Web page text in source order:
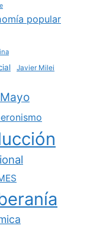
popular
Javier Milei